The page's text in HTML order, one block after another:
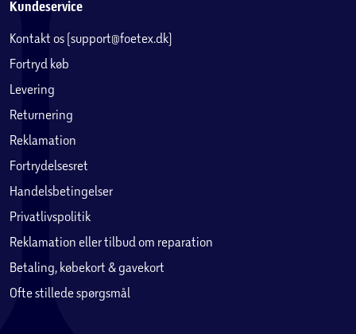
Kundeservice
Kontakt os (support@foetex.dk)
Fortryd køb
Levering
Returnering
Reklamation
Fortrydelsesret
Handelsbetingelser
Privatlivspolitik
Reklamation eller tilbud om reparation
Betaling, købekort & gavekort
Ofte stillede spørgsmål